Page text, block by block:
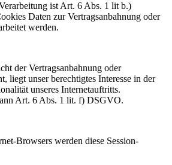
ist Art. 6 Abs. 1 lit b.)
Daten zur Vertragsanbahnung oder
werden.
der Vertragsanbahnung oder
liegt unser berechtigtes Interesse in der
unseres Internetauftritts.
Art. 6 Abs. 1 lit. f) DSGVO.
Browsers werden diese Session-